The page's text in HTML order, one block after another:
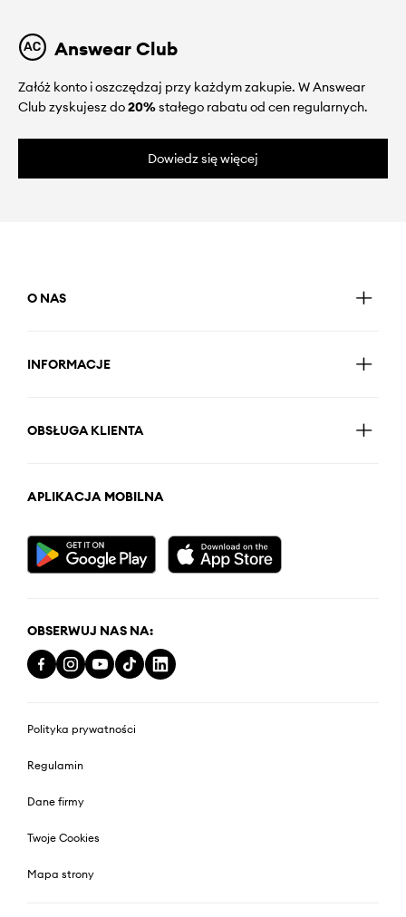
Answear Club
Załóż konto i oszczędzaj przy każdym zakupie. W Answear
Club zyskujesz do20%stałego rabatu od cen regularnych.
Dowiedz się więcej
O NAS
INFORMACJE
OBSŁUGA KLIENTA
APLIKACJA MOBILNA
OBSERWUJ NAS NA:
Polityka prywatności
Regulamin
Dane firmy
Twoje Cookies
Mapa strony